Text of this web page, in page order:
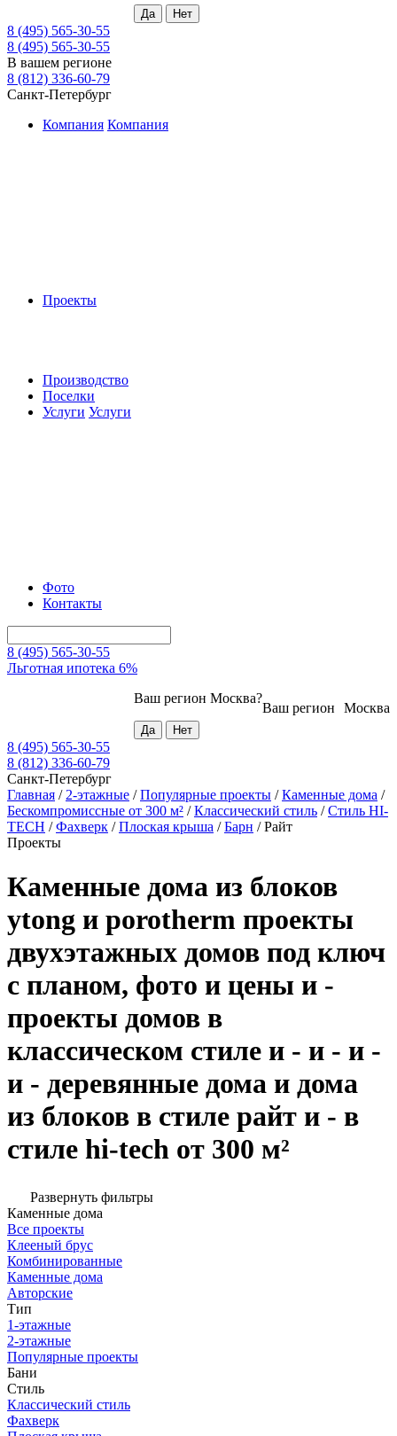
8 (495) 565-30-55
8 (495) 565-30-55
В вашем регионе
8 (812) 336-60-79
Санкт-Петербург
Компания Компания
Проекты
Производство
Поселки
Услуги Услуги
Фото
Контакты
8 (495) 565-30-55
Льготная ипотека 6%
Москва
Ваш регион
Ваш регион Москва?
8 (495) 565-30-55
8 (812) 336-60-79
Санкт-Петербург
Главная / 2-этажные /Популярные проекты /Каменные дома /
Бескомпромиссные от 300 м² /Классический стиль /Стиль HI-
TECH /Фахверк /Плоская крыша /Барн /Райт
Проекты
Каменные дома из блоков
ytong и porotherm проекты
двухэтажных домов под ключ
с планом, фото и цены и -
проекты домов в
классическом стиле и - и - и -
и - деревянные дома и дома
из блоков в стиле райт и - в
стиле hi-tech от 300 м²
Развернуть фильтры
Каменные дома
Все проекты
Клееный брус
Комбинированные
Каменные дома
Авторские
Тип
1-этажные
2-этажные
Популярные проекты
Бани
Стиль
Классический стиль
Фахверк